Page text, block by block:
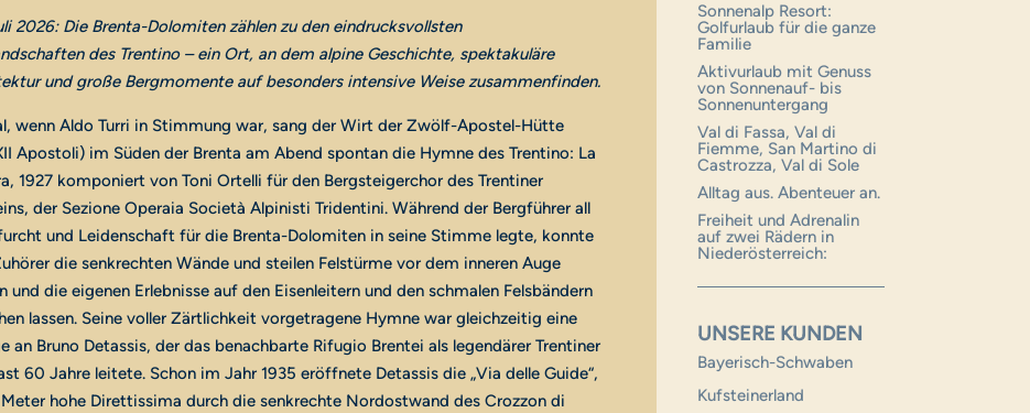
2026: Die Brenta-Dolomiten zählen zu den eindrucksvollsten
des Trentino – ein Ort, an dem alpine Geschichte, spektakuläre
und große Bergmomente auf besonders intensive Weise zusammenfinden.
wenn Aldo Turri in Stimmung war, sang der Wirt der Zwölf-Apostel-Hütte
Apostoli) im Süden der Brenta am Abend spontan die Hymne des Trentino: La
1927 komponiert von Toni Ortelli für den Bergsteigerchor des Trentiner
der Sezione Operaia Società Alpinisti Tridentini. Während der Bergführer all
und Leidenschaft für die Brenta-Dolomiten in seine Stimme legte, konnte
die senkrechten Wände und steilen Felstürme vor dem inneren Auge
und die eigenen Erlebnisse auf den Eisenleitern und den schmalen Felsbändern
lassen. Seine voller Zärtlichkeit vorgetragene Hymne war gleichzeitig eine
an Bruno Detassis, der das benachbarte Rifugio Brentei als legendärer Trentiner
60 Jahre leitete. Schon im Jahr 1935 eröffnete Detassis die „Via delle Guide“,
hohe Direttissima durch die senkrechte Nordostwand des Crozzon di
Sonnenalp Resort:
Golfurlaub für die ganze
Familie
Aktivurlaub mit Genuss
von Sonnenauf- bis
Sonnenuntergang
Val di Fassa, Val di
Fiemme, San Martino di
Castrozza, Val di Sole
Alltag aus. Abenteuer an.
Freiheit und Adrenalin
auf zwei Rädern in
Niederösterreich:
UNSERE KUNDEN
Bayerisch-Schwaben
Kufsteinerland